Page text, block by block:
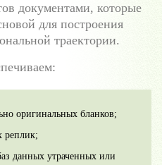
документами, которые
для построения
траектории.
оригинальных бланков;
реплик;
данных утраченных или